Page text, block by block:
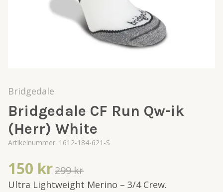
Bridgedale
Bridgedale CF Run Qw-ik
(Herr) White
Artikelnummer: 1612-184-621-S
150 kr299 kr
Ultra Lightweight Merino – 3/4 Crew.